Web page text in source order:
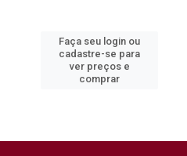
Faça seu login ou
cadastre-se para
ver preços e
comprar